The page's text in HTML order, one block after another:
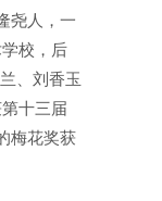
尧人，一
校，后
、刘香玉
十三届
梅花奖获